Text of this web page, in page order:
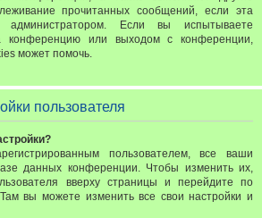
прочитанных сообщений, если эта
администратором. Если вы испытываете
конференцию или выходом с конференции,
может помочь.
пользователя
пользователем, все ваши
данных конференции. Чтобы изменить их,
вверху страницы и перейдите по
вы можете изменить все свои настройки и